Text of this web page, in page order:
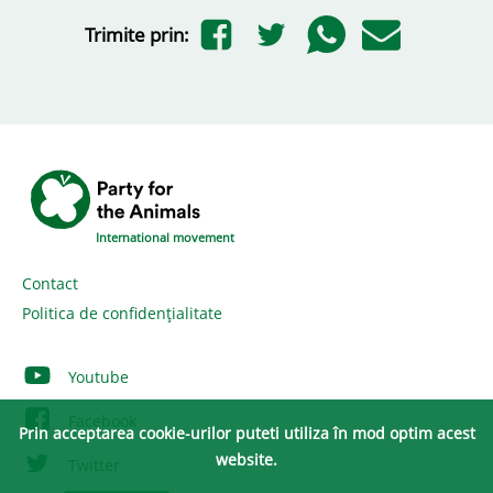
Trimite prin:
International movement
Contact
Politica de confidențialitate
Youtube
Facebook
Twitter
Prin acceptarea cookie-urilor puteti utiliza în mod optim acest
website.